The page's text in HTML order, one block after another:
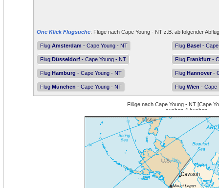
One Klick Flugsuche: Flüge nach Cape Young - NT z.B. ab folgender
Flug Amsterdam - Cape Young - NT Flug Basel -
Flug Düsseldorf - Cape Young - NT Flug Frankfurt -
Flug Hamburg - Cape Young - NT Flug Hannover -
Flug München - Cape Young - NT Flug Wien - Cape